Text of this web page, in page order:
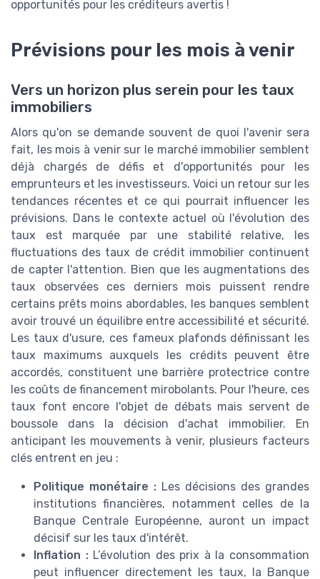
opportunités pour les créditeurs avertis !
Prévisions pour les mois à venir
Vers un horizon plus serein pour les taux
immobiliers
Alors qu'on se demande souvent de quoi l'avenir sera
fait, les mois à venir sur le marché immobilier semblent
déjà chargés de défis et d'opportunités pour les
emprunteurs et les investisseurs. Voici un retour sur les
tendances récentes et ce qui pourrait influencer les
prévisions. Dans le contexte actuel où l'évolution des
taux est marquée par une stabilité relative, les
fluctuations des taux de crédit immobilier continuent
de capter l'attention. Bien que les augmentations des
taux observées ces derniers mois puissent rendre
certains prêts moins abordables, les banques semblent
avoir trouvé un équilibre entre accessibilité et sécurité.
Les taux d'usure, ces fameux plafonds définissant les
taux maximums auxquels les crédits peuvent être
accordés, constituent une barrière protectrice contre
les coûts de financement mirobolants. Pour l'heure, ces
taux font encore l'objet de débats mais servent de
boussole dans la décision d'achat immobilier. En
anticipant les mouvements à venir, plusieurs facteurs
clés entrent en jeu :
Politique monétaire : Les décisions des grandes
institutions financières, notamment celles de la
Banque Centrale Européenne, auront un impact
décisif sur les taux d'intérêt.
Inflation :L’évolution des prix à la consommation
peut influencer directement les taux, la Banque